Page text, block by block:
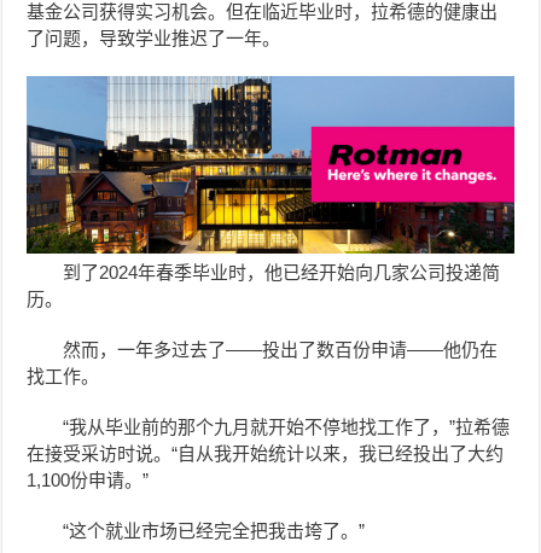
基金公司获得实习机会。但在临近毕业时，拉希德的健康出
了问题，导致学业推迟了一年。
到了2024年春季毕业时，他已经开始向几家公司投递简
历。
然而，一年多过去了——投出了数百份申请——他仍在
找工作。
“我从毕业前的那个九月就开始不停地找工作了，”拉希德
在接受采访时说。“自从我开始统计以来，我已经投出了大约
1,100份申请。”
“这个就业市场已经完全把我击垮了。”